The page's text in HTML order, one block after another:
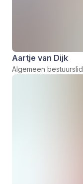
Aartje van Dijk
Algemeen bestuurslid